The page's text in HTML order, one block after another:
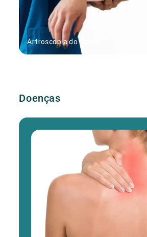
Artroscopia do Ombro
Doenças